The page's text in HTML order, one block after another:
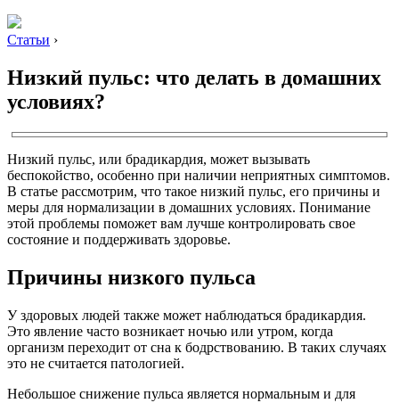
Статьи ›
Низкий пульс: что делать в домашних
условиях?
Низкий пульс, или брадикардия, может вызывать
беспокойство, особенно при наличии неприятных симптомов.
В статье рассмотрим, что такое низкий пульс, его причины и
меры для нормализации в домашних условиях. Понимание
этой проблемы поможет вам лучше контролировать свое
состояние и поддерживать здоровье.
Причины низкого пульса
У здоровых людей также может наблюдаться брадикардия.
Это явление часто возникает ночью или утром, когда
организм переходит от сна к бодрствованию. В таких случаях
это не считается патологией.
Небольшое снижение пульса является нормальным и для